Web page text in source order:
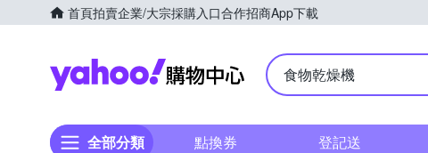
首頁拍賣企業/大宗採購入口合作招商App下載
Yahoo購物中心
全部分類 點換券 登記送